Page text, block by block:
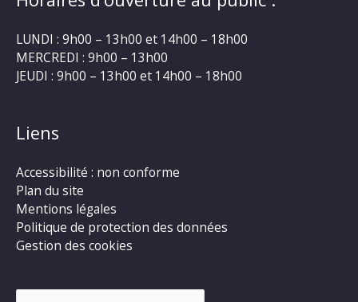
LUNDI : 9h00 – 13h00 et 14h00 – 18h00
MERCREDI : 9h00 – 13h00
JEUDI : 9h00 – 13h00 et 14h00 – 18h00
Liens
Accessibilité : non conforme
Plan du site
Mentions légales
Politique de protection des données
Gestion des cookies